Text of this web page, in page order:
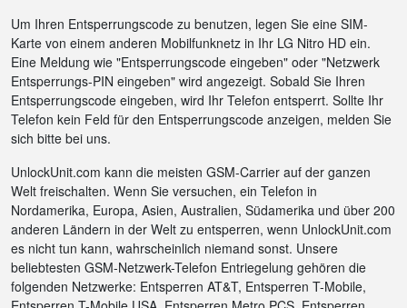
Um Ihren Entsperrungscode zu benutzen, legen Sie eine SIM-
Karte von einem anderen Mobilfunknetz in Ihr LG Nitro HD ein.
Eine Meldung wie "Entsperrungscode eingeben" oder "Netzwerk
Entsperrungs-PIN eingeben" wird angezeigt. Sobald Sie Ihren
Entsperrungscode eingeben, wird Ihr Telefon entsperrt. Sollte Ihr
Telefon kein Feld für den Entsperrungscode anzeigen, melden Sie
sich bitte bei uns.
UnlockUnit.com kann die meisten GSM-Carrier auf der ganzen
Welt freischalten. Wenn Sie versuchen, ein Telefon in
Nordamerika, Europa, Asien, Australien, Südamerika und über 200
anderen Ländern in der Welt zu entsperren, wenn UnlockUnit.com
es nicht tun kann, wahrscheinlich niemand sonst. Unsere
beliebtesten GSM-Netzwerk-Telefon Entriegelung gehören die
folgenden Netzwerke: Entsperren AT&T, Entsperren T-Mobile,